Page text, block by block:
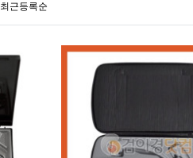
최근등록순